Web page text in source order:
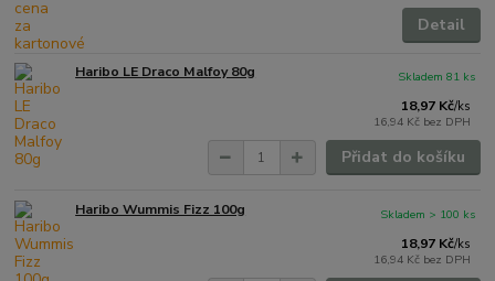
Detail
Haribo LE Draco Malfoy 80g
18,97 Kč/ks
16,94 Kč bez DPH
Skladem 81 ks
Přidat do košíku
Haribo Wummis Fizz 100g
18,97 Kč/ks
16,94 Kč bez DPH
Skladem > 100 ks